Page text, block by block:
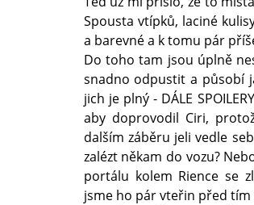
Spousta vtípků, laciné
a barevné a k tomu pár
Do toho tam jsou úplně
snadno odpustit a působí
jich je plný - DÁLE
aby doprovodil Ciri,
dalším záběru jeli vedle
zalézt někam do vozu?
portálu kolem Rience se
jsme ho pár vteřin před tím